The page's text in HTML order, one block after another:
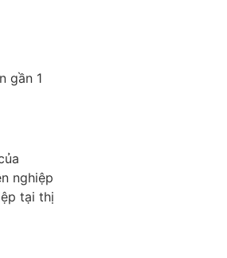
gần 1
nghiệp
tại thị